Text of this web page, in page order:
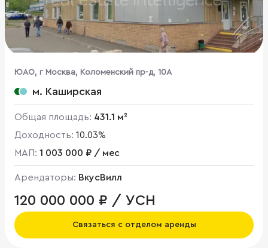
ЮАО, г Москва, Коломенский пр-д, 10А
м. Каширская
Общая площадь: 431.1 м²
Доходность: 10.03%
МАП: 1 003 000 ₽ / мес
Арендаторы: ВкусВилл
120 000 000 ₽ / УСН
Связаться с отделом аренды